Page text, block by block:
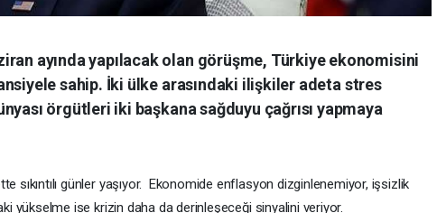
ayında yapılacak olan görüşme, Türkiye ekonomisini
sahip. İki ülke arasındaki ilişkiler adeta stres
örgütleri iki başkana sağduyu çağrısı yapmaya
sıkıntılı günler yaşıyor. Ekonomide enflasyon dizginlenemiyor, işsizlik
yükselme ise krizin daha da derinleşeceği sinyalini veriyor.